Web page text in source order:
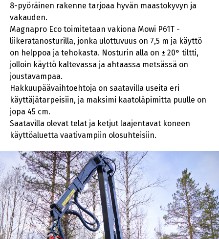
8-pyöräinen rakenne tarjoaa hyvän maastokyvyn ja
vakauden.
Magnapro Eco toimitetaan vakiona Mowi P61T -
liikeratanosturilla, jonka ulottuvuus on 7,5 m ja käyttö
on helppoa ja tehokasta. Nosturin alla on ± 20° tiltti,
jolloin käyttö kaltevassa ja ahtaassa metsässä on
joustavampaa.
Hakkuupäävaihtoehtoja on saatavilla useita eri
käyttäjätarpeisiin, ja maksimi kaatoläpimitta puulle on
jopa 45 cm.
Saatavilla olevat telat ja ketjut laajentavat koneen
käyttöaluetta vaativampiin olosuhteisiin.